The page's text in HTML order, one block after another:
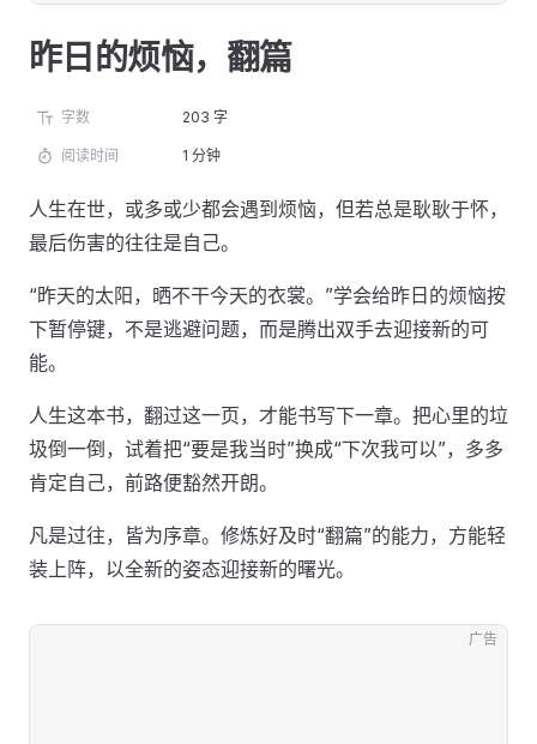
昨日的烦恼，翻篇
字数 203 字
阅读时间 1 分钟
人生在世，或多或少都会遇到烦恼，但若总是耿耿于怀，
最后伤害的往往是自己。
“昨天的太阳，晒不干今天的衣裳。”学会给昨日的烦恼按
下暂停键，不是逃避问题，而是腾出双手去迎接新的可
能。
人生这本书，翻过这一页，才能书写下一章。把心里的垃
圾倒一倒，试着把“要是我当时”换成“下次我可以”，多多
肯定自己，前路便豁然开朗。
凡是过往，皆为序章。修炼好及时“翻篇”的能力，方能轻
装上阵，以全新的姿态迎接新的曙光。
广告